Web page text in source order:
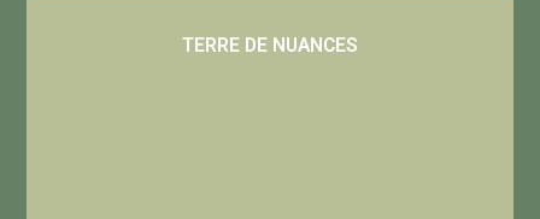
TERRE DE NUANCES